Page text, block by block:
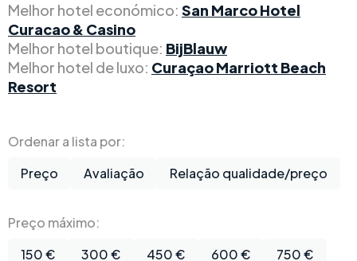
Melhor hotel económico: San Marco Hotel
Curacao & Casino
Melhor hotel boutique: BijBlauw
Melhor hotel de luxo: Curaçao Marriott Beach
Resort
Ordenar a lista por:
Preço
Avaliação Relação qualidade/preço
Preço máximo:
150 €
300 € 450 € 600 €
750 €